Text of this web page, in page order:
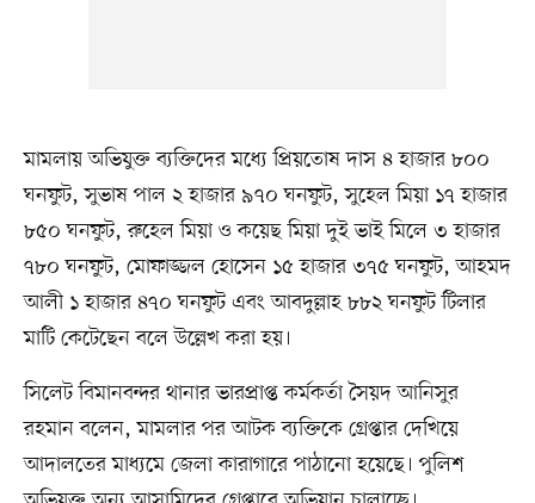
মামলায় অভিযুক্ত ব্যক্তিদের মধ্যে প্রিয়তোষ দাস ৪ হাজার ৮০০
ঘনফুট, সুভাষ পাল ২ হাজার ৯৭০ ঘনফুট, সুহেল মিয়া ১৭ হাজার
৮৫০ ঘনফুট, রুহেল মিয়া ও কয়েছ মিয়া দুই ভাই মিলে ৩ হাজার
৭৮০ ঘনফুট, মোফাজ্জল হোসেন ১৫ হাজার ৩৭৫ ঘনফুট, আহমদ
আলী ১ হাজার ৪৭০ ঘনফুট এবং আবদুল্লাহ ৮৮২ ঘনফুট টিলার
মাটি কেটেছেন বলে উল্লেখ করা হয়।
সিলেট বিমানবন্দর থানার ভারপ্রাপ্ত কর্মকর্তা সৈয়দ আনিসুর
রহমান বলেন, মামলার পর আটক ব্যক্তিকে গ্রেপ্তার দেখিয়ে
আদালতের মাধ্যমে জেলা কারাগারে পাঠানো হয়েছে। পুলিশ